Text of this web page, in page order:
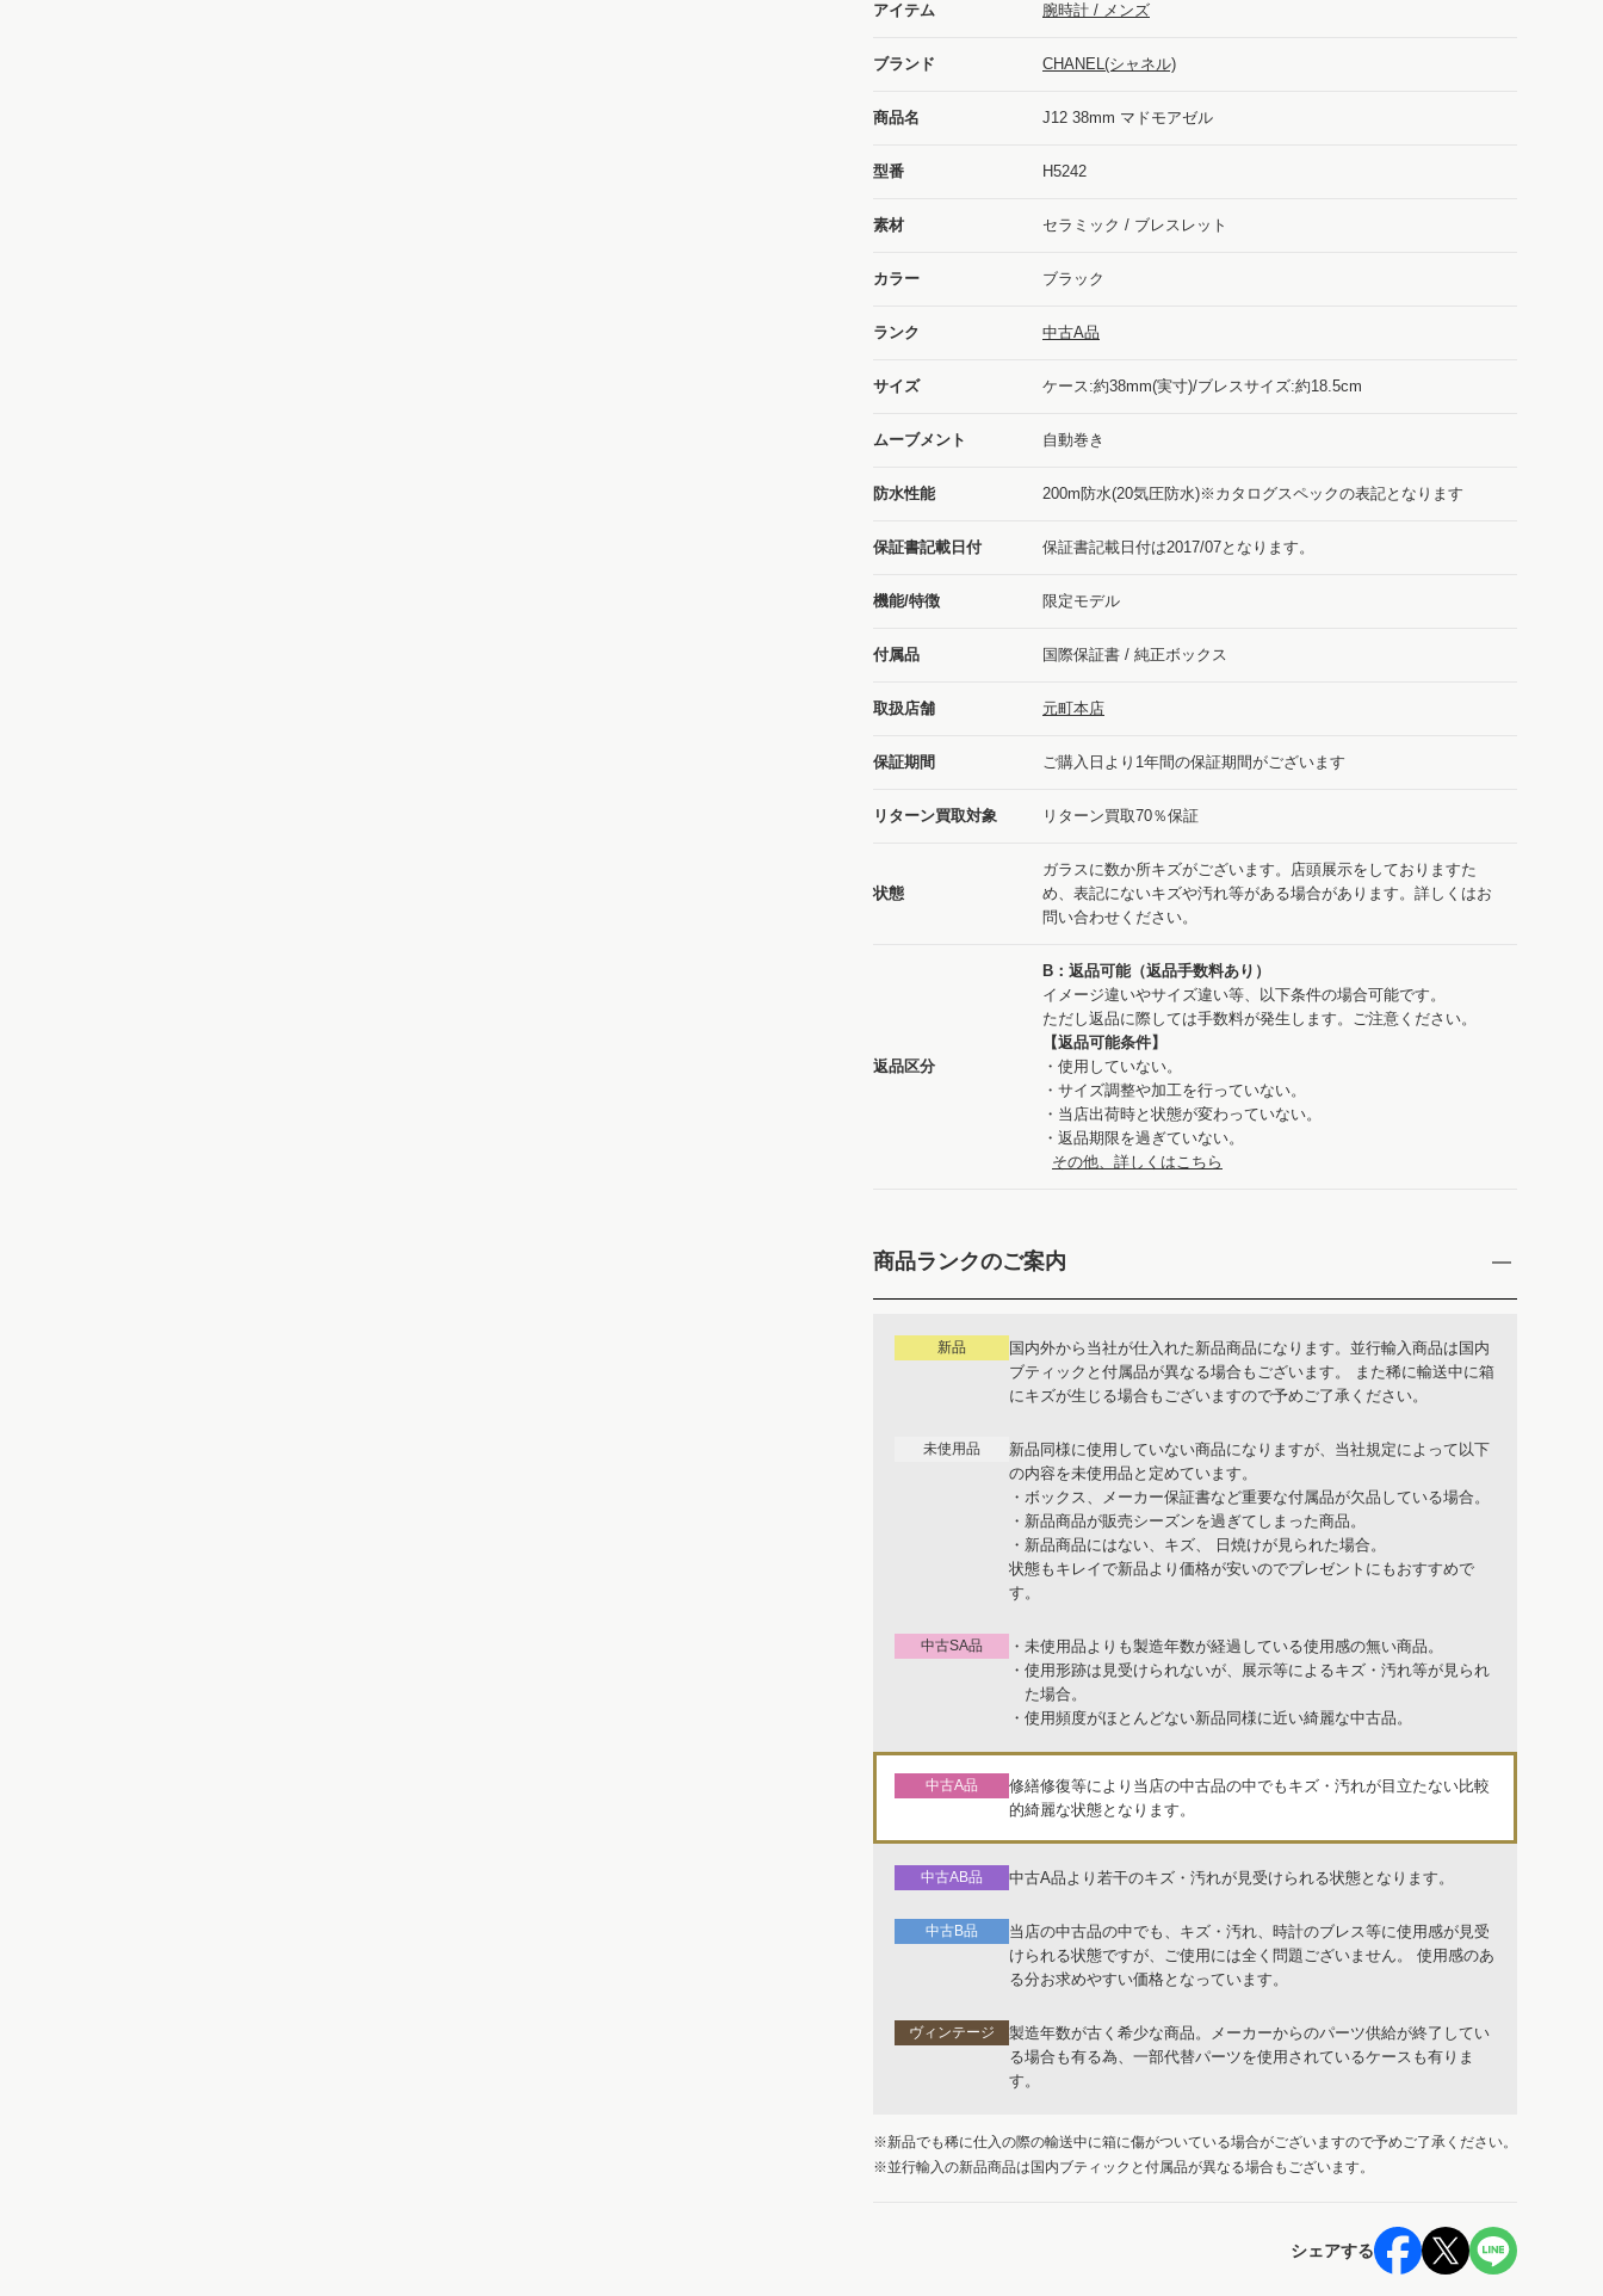
アイテム 腕時計 / メンズ
ブランド CHANEL(シャネル)
商品名 J12 38mm マドモアゼル
型番 H5242
素材 セラミック / ブレスレット
カラー ブラック
ランク 中古A品
サイズ ケース:約38mm(実寸)/ブレスサイズ:約18.5cm
ムーブメント 自動巻き
防水性能 200m防水(20気圧防水)※カタログスペックの表記となります
保証書記載日付 保証書記載日付は2017/07となります。
機能/特徴 限定モデル
付属品 国際保証書 / 純正ボックス
取扱店舗 元町本店
保証期間 ご購入日より1年間の保証期間がございます
リターン買取対象 リターン買取70％保証
状態
ガラスに数か所キズがございます。店頭展示をしておりますた
め、表記にないキズや汚れ等がある場合があります。詳しくはお
問い合わせください。
返品区分
B：返品可能（返品手数料あり）
イメージ違いやサイズ違い等、以下条件の場合可能です。
ただし返品に際しては手数料が発生します。ご注意ください。
【返品可能条件】
・使用していない。
・サイズ調整や加工を行っていない。
・当店出荷時と状態が変わっていない。
・返品期限を過ぎていない。
その他、詳しくはこちら
商品ランクのご案内
新品
国内外から当社が仕入れた新品商品になります。並行輸入商品は国内
ブティックと付属品が異なる場合もございます。 また稀に輸送中に箱
にキズが生じる場合もございますので予めご了承ください。
未使用品
新品同様に使用していない商品になりますが、当社規定によって以下
の内容を未使用品と定めています。
・ボックス、メーカー保証書など重要な付属品が欠品している場合。
・新品商品が販売シーズンを過ぎてしまった商品。
・新品商品にはない、キズ、 日焼けが見られた場合。
状態もキレイで新品より価格が安いのでプレゼントにもおすすめで
す。
中古SA品
・未使用品よりも製造年数が経過している使用感の無い商品。
・使用形跡は見受けられないが、展示等によるキズ・汚れ等が見られ
た場合。
・使用頻度がほとんどない新品同様に近い綺麗な中古品。
中古A品
修繕修復等により当店の中古品の中でもキズ・汚れが目立たない比較
的綺麗な状態となります。
中古AB品 中古A品より若干のキズ・汚れが見受けられる状態となります。
中古B品
当店の中古品の中でも、キズ・汚れ、時計のブレス等に使用感が見受
けられる状態ですが、ご使用には全く問題ございません。 使用感のあ
る分お求めやすい価格となっています。
ヴィンテージ
製造年数が古く希少な商品。メーカーからのパーツ供給が終了してい
る場合も有る為、一部代替パーツを使用されているケースも有りま
す。
※新品でも稀に仕入の際の輸送中に箱に傷がついている場合がございますので予めご了承ください。
※並行輸入の新品商品は国内ブティックと付属品が異なる場合もございます。
シェアする